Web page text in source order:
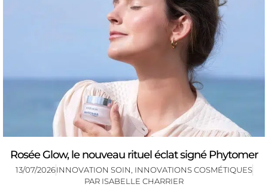
Rosée Glow, le nouveau rituel éclat signé Phytomer
13/07/2026INNOVATION SOIN, INNOVATIONS COSMÉTIQUES
PAR ISABELLE CHARRIER